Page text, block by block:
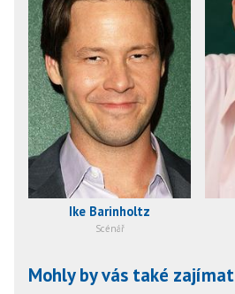
Ike Barinholtz
Scénář
Mohly by vás také zajímat